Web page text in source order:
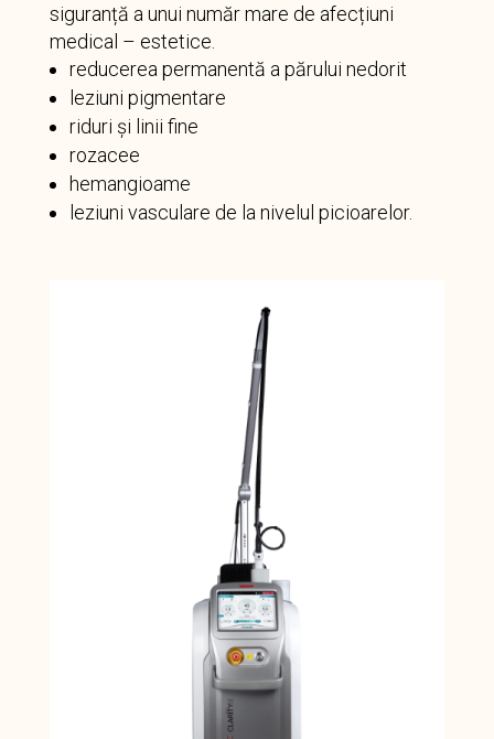
siguranță a unui număr mare de afecțiuni
medical – estetice.
reducerea permanentă a părului nedorit
leziuni pigmentare
riduri și linii fine
rozacee
hemangioame
leziuni vasculare de la nivelul picioarelor.